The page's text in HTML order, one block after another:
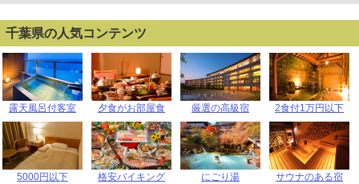
千葉県の人気コンテンツ
露天風呂付客室 夕食がお部屋食 厳選の高級宿 2食付1万円以下
5000円以下 格安バイキング にごり湯 サウナのある宿